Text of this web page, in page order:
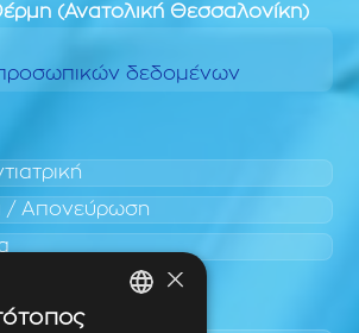
(Ανατολική Θεσσαλονίκη)
δεδομένων
/ Απονεύρωση
×